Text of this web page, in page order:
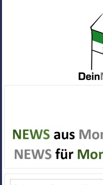
Alle
News
aus